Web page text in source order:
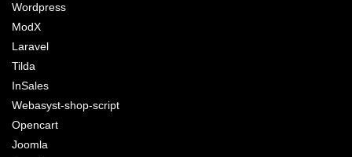
Wordpress
ModX
Laravel
Tilda
InSales
Webasyst-shop-script
Opencart
Joomla